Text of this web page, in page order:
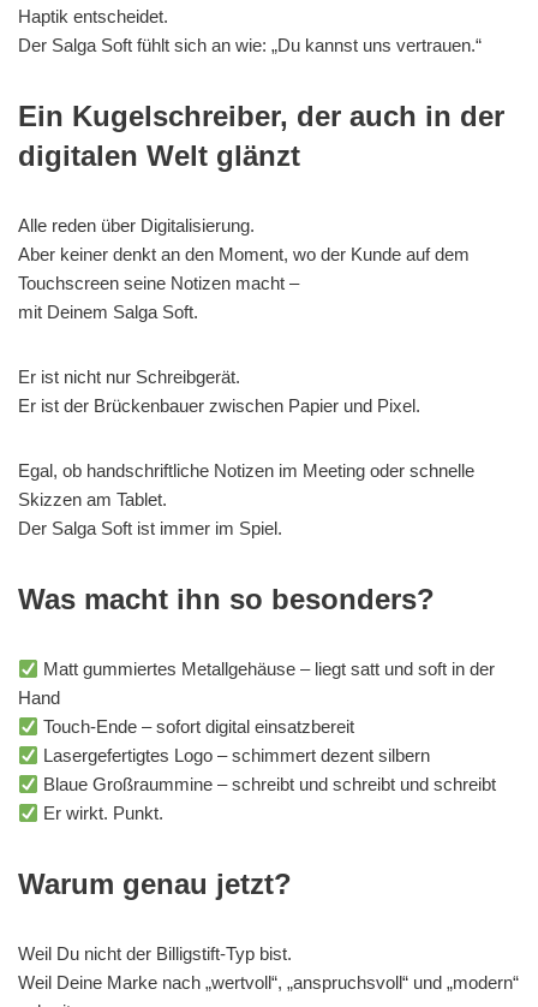
Haptik entscheidet.
Der Salga Soft fühlt sich an wie: „Du kannst uns vertrauen.“
Ein Kugelschreiber, der auch in der
digitalen Welt glänzt
Alle reden über Digitalisierung.
Aber keiner denkt an den Moment, wo der Kunde auf dem
Touchscreen seine Notizen macht –
mit Deinem Salga Soft.
Er ist nicht nur Schreibgerät.
Er ist der Brückenbauer zwischen Papier und Pixel.
Egal, ob handschriftliche Notizen im Meeting oder schnelle
Skizzen am Tablet.
Der Salga Soft ist immer im Spiel.
Was macht ihn so besonders?
Matt gummiertes Metallgehäuse – liegt satt und soft in der
Hand
Touch-Ende – sofort digital einsatzbereit
Lasergefertigtes Logo – schimmert dezent silbern
Blaue Großraummine – schreibt und schreibt und schreibt
Er wirkt. Punkt.
Warum genau jetzt?
Weil Du nicht der Billigstift-Typ bist.
Weil Deine Marke nach „wertvoll“, „anspruchsvoll“ und „modern“